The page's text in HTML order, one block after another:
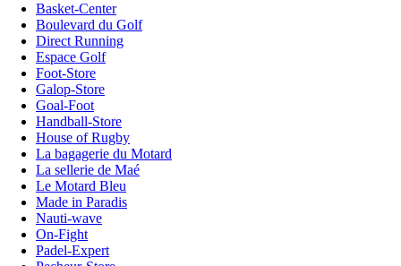
Basket-Center
Boulevard du Golf
Direct Running
Espace Golf
Foot-Store
Galop-Store
Goal-Foot
Handball-Store
House of Rugby
La bagagerie du Motard
La sellerie de Maé
Le Motard Bleu
Made in Paradis
Nauti-wave
On-Fight
Padel-Expert